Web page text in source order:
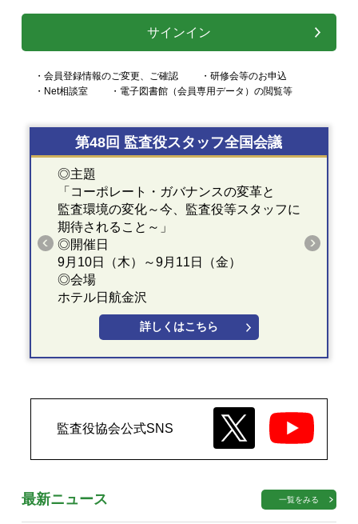
サインイン
・会員登録情報のご変更、ご確認
・研修会等のお申込
・Net相談室
・電子図書館（会員専用データ）の閲覧等
第48回 監査役スタッフ全国会議
◎主題
「コーポレート・ガバナンスの変革と
監査環境の変化～今、監査役等スタッフに
期待されること～」
◎開催日
9月10日（木）～9月11日（金）
◎会場
ホテル日航金沢
詳しくはこちら
監査役協会公式SNS
最新ニュース 一覧をみる